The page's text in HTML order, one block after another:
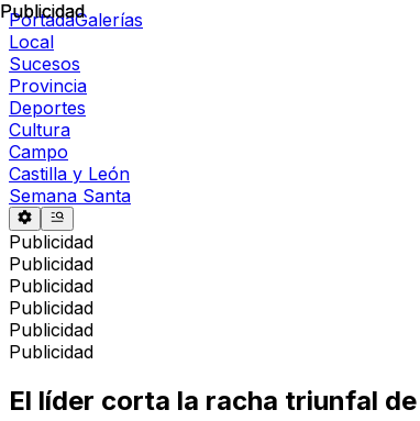
PortadaGalerías
Local
Sucesos
Provincia
Deportes
Cultura
Campo
Castilla y León
Semana Santa
Publicidad
Publicidad
Publicidad
Publicidad
Publicidad
Publicidad
Publicidad
El líder corta la racha triunfal
Publicidad